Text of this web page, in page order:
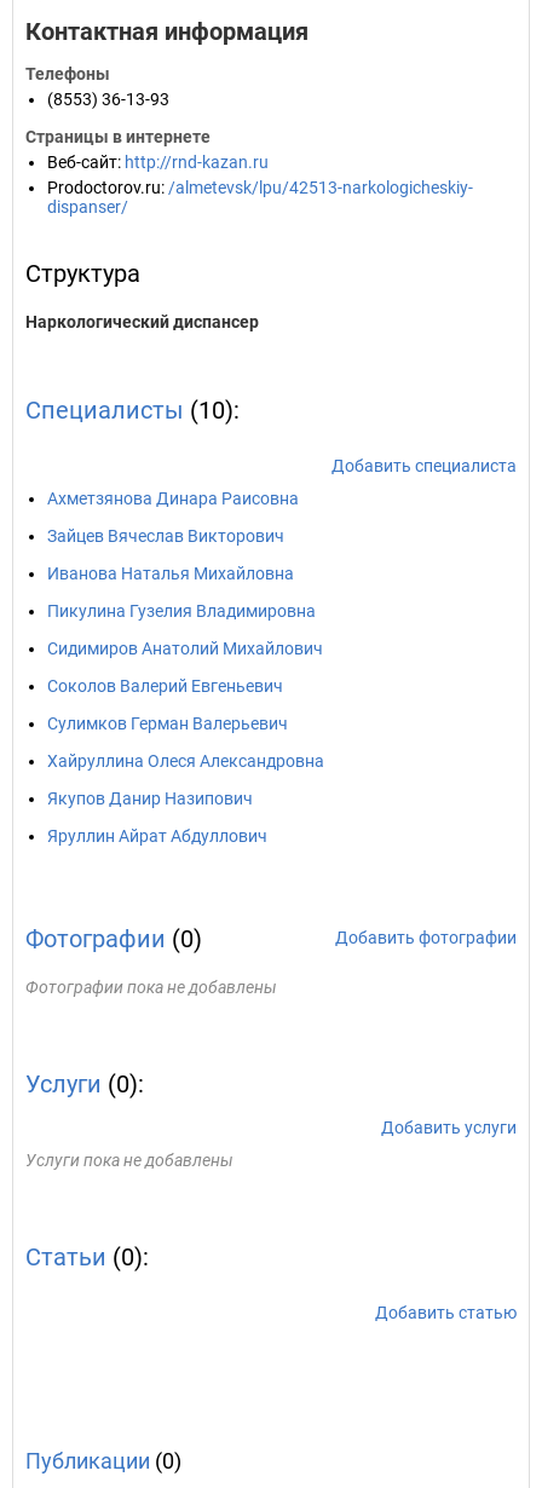
Контактная информация
Телефоны
(8553) 36-13-93
Страницы в интернете
Веб-сайт: http://rnd-kazan.ru
Prodoctorov.ru: /almetevsk/lpu/42513-narkologicheskiy-
dispanser/
Структура
Наркологический диспансер
Специалисты (10):
Добавить специалиста
Ахметзянова Динара Раисовна
Зайцев Вячеслав Викторович
Иванова Наталья Михайловна
Пикулина Гузелия Владимировна
Сидимиров Анатолий Михайлович
Соколов Валерий Евгеньевич
Сулимков Герман Валерьевич
Хайруллина Олеся Александровна
Якупов Данир Назипович
Яруллин Айрат Абдуллович
Фотографии (0) Добавить фотографии
Фотографии пока не добавлены
Услуги (0):
Добавить услуги
Услуги пока не добавлены
Статьи (0):
Добавить статью
Публикации (0)